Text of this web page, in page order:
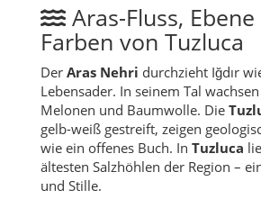
Aras-Fluss,
Farben von Tuzluca
Der Aras Nehri durchzieht Iğdır
Lebensader. In seinem Tal
Melonen und Baumwolle. Die
gelb-weiß gestreift, zeigen
wie ein offenes Buch. In Tuzluca
ältesten Salzhöhlen der Region –
und Stille.